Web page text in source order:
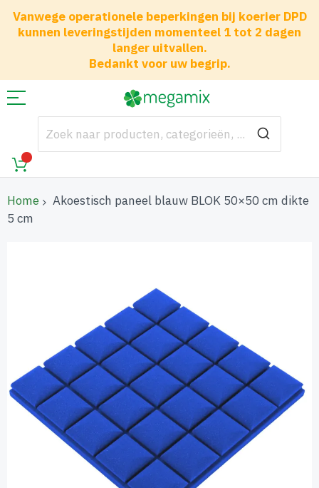
Vanwege operationele beperkingen bij koerier DPD
kunnen leveringstijden momenteel 1 tot 2 dagen
langer uitvallen.
Bedankt voor uw begrip.
Home
Akoestisch paneel blauw BLOK 50×50 cm dikte
5 cm